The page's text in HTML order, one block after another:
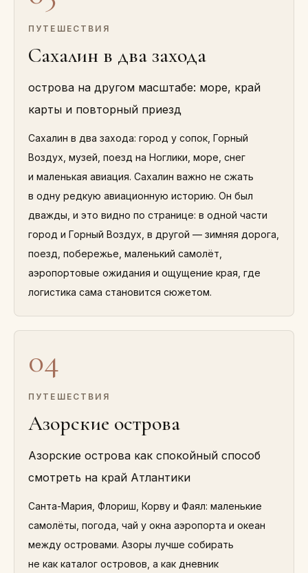
ПУТЕШЕСТВИЯ
Сахалин в два захода
острова на другом масштабе: море, край
карты и повторный приезд
Сахалин в два захода: город у сопок, Горный
Воздух, музей, поезд на Ноглики, море, снег
и маленькая авиация. Сахалин важно не сжать
в одну редкую авиационную историю. Он был
дважды, и это видно по странице: в одной части
город и Горный Воздух, в другой — зимняя дорога,
поезд, побережье, маленький самолёт,
аэропортовые ожидания и ощущение края, где
логистика сама становится сюжетом.
04
ПУТЕШЕСТВИЯ
Азорские острова
Азорские острова как спокойный способ
смотреть на край Атлантики
Санта-Мария, Флориш, Корву и Фаял: маленькие
самолёты, погода, чай у окна аэропорта и океан
между островами. Азоры лучше собирать
не как каталог островов, а как дневник